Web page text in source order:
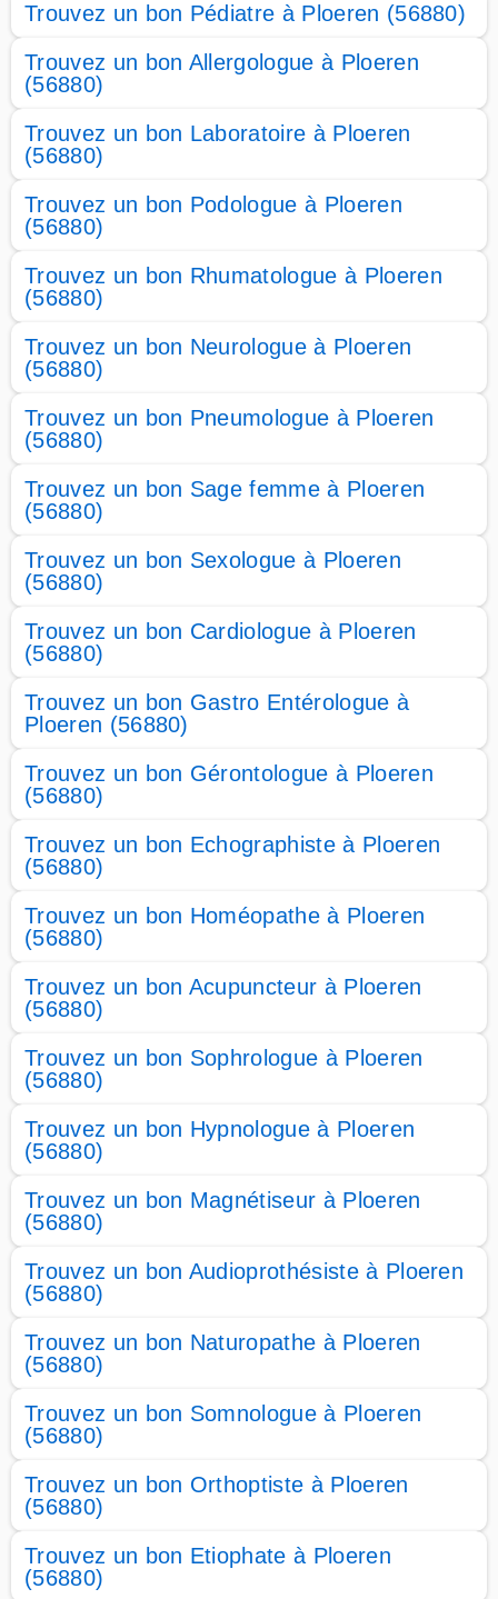
Trouvez un bon Pédiatre à Ploeren (56880)
Trouvez un bon Allergologue à Ploeren
(56880)
Trouvez un bon Laboratoire à Ploeren
(56880)
Trouvez un bon Podologue à Ploeren
(56880)
Trouvez un bon Rhumatologue à Ploeren
(56880)
Trouvez un bon Neurologue à Ploeren
(56880)
Trouvez un bon Pneumologue à Ploeren
(56880)
Trouvez un bon Sage femme à Ploeren
(56880)
Trouvez un bon Sexologue à Ploeren
(56880)
Trouvez un bon Cardiologue à Ploeren
(56880)
Trouvez un bon Gastro Entérologue à
Ploeren (56880)
Trouvez un bon Gérontologue à Ploeren
(56880)
Trouvez un bon Echographiste à Ploeren
(56880)
Trouvez un bon Homéopathe à Ploeren
(56880)
Trouvez un bon Acupuncteur à Ploeren
(56880)
Trouvez un bon Sophrologue à Ploeren
(56880)
Trouvez un bon Hypnologue à Ploeren
(56880)
Trouvez un bon Magnétiseur à Ploeren
(56880)
Trouvez un bon Audioprothésiste à Ploeren
(56880)
Trouvez un bon Naturopathe à Ploeren
(56880)
Trouvez un bon Somnologue à Ploeren
(56880)
Trouvez un bon Orthoptiste à Ploeren
(56880)
Trouvez un bon Etiophate à Ploeren
(56880)